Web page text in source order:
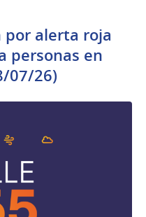
alerta roja
personas en
07/26)